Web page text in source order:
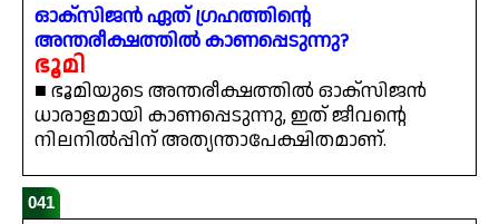
ഓക്സിജൻ ഏത് ഗ്രഹത്തിന്റെ
അന്തരീക്ഷത്തിൽ കാണപ്പെടുന്നു?
ഭൂമി
■ ഭൂമിയുടെ അന്തരീക്ഷത്തിൽ ഓക്സിജൻ
ധാരാളമായി കാണപ്പെടുന്നു, ഇത് ജീവന്റെ
നിലനിൽപ്പിന് അത്യന്താപേക്ഷിതമാണ്.
041